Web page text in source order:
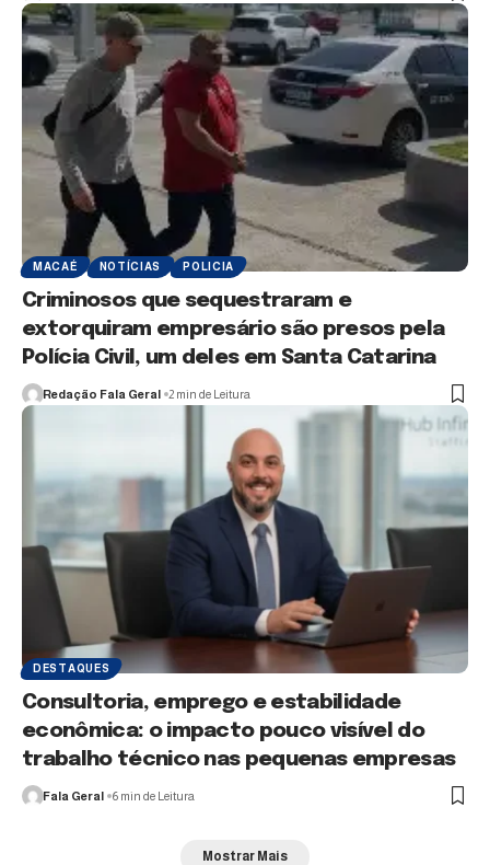
MACAÉ NOTÍCIAS POLICIA
Criminosos que sequestraram e
extorquiram empresário são presos pela
Polícia Civil, um deles em Santa Catarina
Redação Fala Geral 2 min de Leitura
DESTAQUES
Consultoria, emprego e estabilidade
econômica: o impacto pouco visível do
trabalho técnico nas pequenas empresas
Fala Geral 6 min de Leitura
Mostrar Mais